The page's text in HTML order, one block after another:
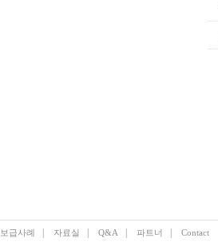
보급사례 | 자료실 | Q&A | 파트너 | Contact